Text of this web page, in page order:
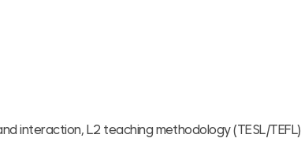
interaction, L2 teaching methodology (TESL/TEFL)